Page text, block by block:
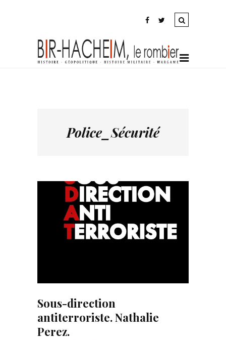
Police_Sécurité
Sous-direction
antiterroriste. Nathalie
Perez.